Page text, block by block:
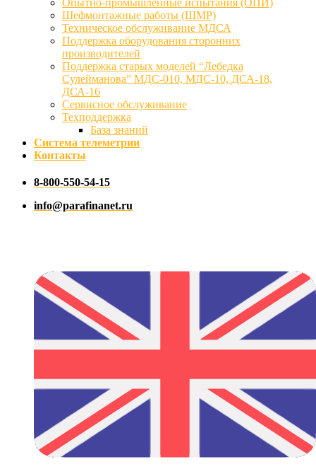
Шефмонтажные работы (ШМР)
Техническое обслуживание МДСА
Поддержка оборудования сторонних
производителей
Поддержка старых моделей “Лебедка
Сулейманова” МДС-010, МДС-10, ДСА-18,
ДСА-16
Сервисное обслуживание
Техподдержка
База знаний
Система телеметрии
Контакты
8-800-550-54-15
info@parafinanet.ru